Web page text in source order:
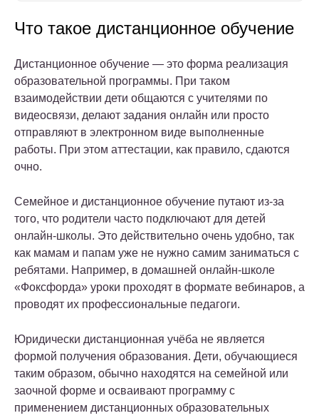
Что такое дистанционное обучение
Дистанционное обучение — это форма реализация
образовательной программы. При таком
взаимодействии дети общаются с учителями по
видеосвязи, делают задания онлайн или просто
отправляют в электронном виде выполненные
работы. При этом аттестации, как правило, сдаются
очно.
Семейное и дистанционное обучение путают из-за
того, что родители часто подключают для детей
онлайн-школы. Это действительно очень удобно, так
как мамам и папам уже не нужно самим заниматься с
ребятами. Например, в домашней онлайн-школе
«Фоксфорда» уроки проходят в формате вебинаров, а
проводят их профессиональные педагоги.
Юридически дистанционная учёба не является
формой получения образования. Дети, обучающиеся
таким образом, обычно находятся на семейной или
заочной форме и осваивают программу с
применением дистанционных образовательных